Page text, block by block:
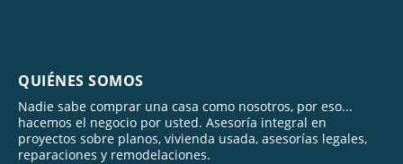
QUIÉNES SOMOS
Nadie sabe comprar una casa como nosotros, por eso...
hacemos el negocio por usted. Asesoría integral en
proyectos sobre planos, vivienda usada, asesorías legales,
reparaciones y remodelaciones.